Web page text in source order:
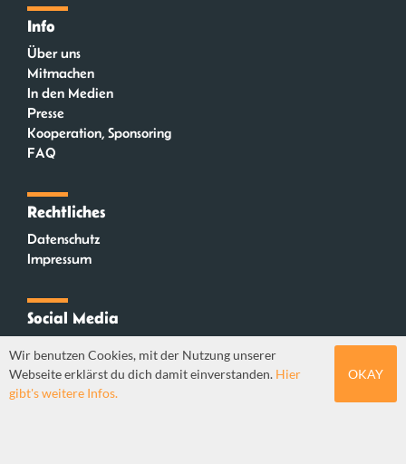
Info
Über uns
Mitmachen
In den Medien
Presse
Kooperation, Sponsoring
FAQ
Rechtliches
Datenschutz
Impressum
Social Media
Mastodon
Wir benutzen Cookies, mit der Nutzung unserer
Webseite erklärst du dich damit einverstanden. Hier
gibt's weitere Infos.
OKAY